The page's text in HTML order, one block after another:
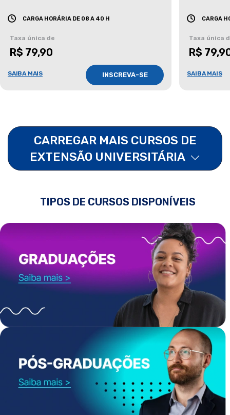
CARGA HORÁRIA DE 08 A 40 H
Taxa única de
R$ 79,90
SAIBA MAIS INSCREVA-SE
CARGA
Taxa única
R$
SAIBA MAIS
CARREGAR MAIS CURSOS DE
EXTENSÃO UNIVERSITÁRIA
TIPOS DE CURSOS DISPONÍVEIS